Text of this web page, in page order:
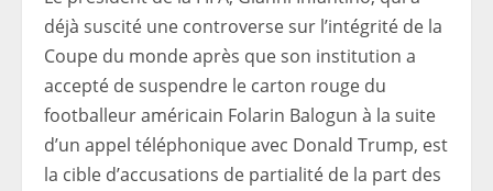
déjà suscité une controverse sur l’intégrité de la
Coupe du monde après que son institution a
accepté de suspendre le carton rouge du
footballeur américain Folarin Balogun à la suite
d’un appel téléphonique avec Donald Trump, est
la cible d’accusations de partialité de la part des